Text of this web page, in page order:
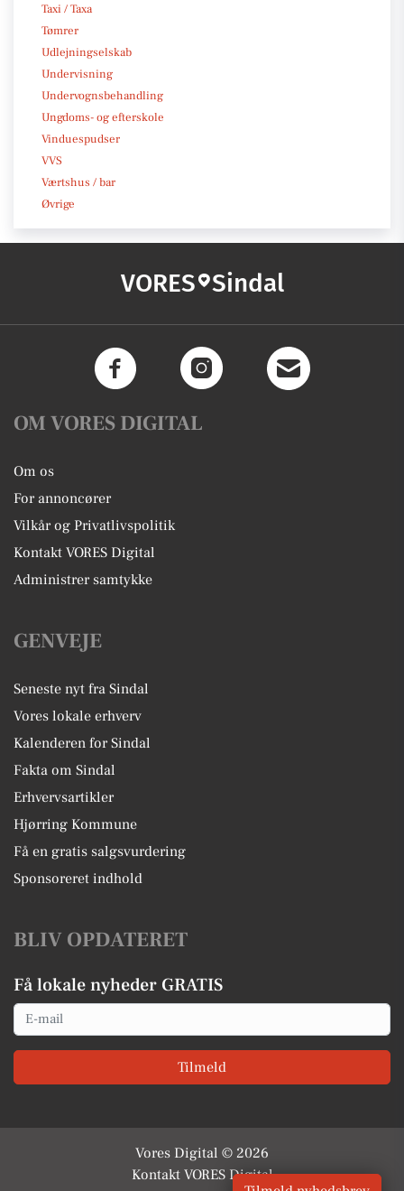
Taxi / Taxa
Tømrer
Udlejningselskab
Undervisning
Undervognsbehandling
Ungdoms- og efterskole
Vinduespudser
VVS
Værtshus / bar
Øvrige
VORES Sindal
OM VORES DIGITAL
Om os
For annoncører
Vilkår og Privatlivspolitik
Kontakt VORES Digital
Administrer samtykke
GENVEJE
Seneste nyt fra Sindal
Vores lokale erhverv
Kalenderen for Sindal
Fakta om Sindal
Erhvervsartikler
Hjørring Kommune
Få en gratis salgsvurdering
Sponsoreret indhold
BLIV OPDATERET
Få lokale nyheder GRATIS
Email
Tilmeld
Vores Digital © 2026
Kontakt VORES Digital